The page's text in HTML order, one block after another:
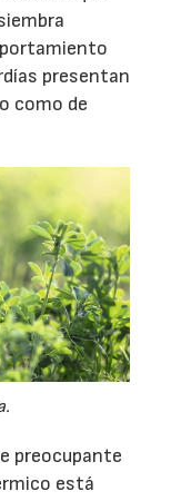
presentan
como de
preocupante
está